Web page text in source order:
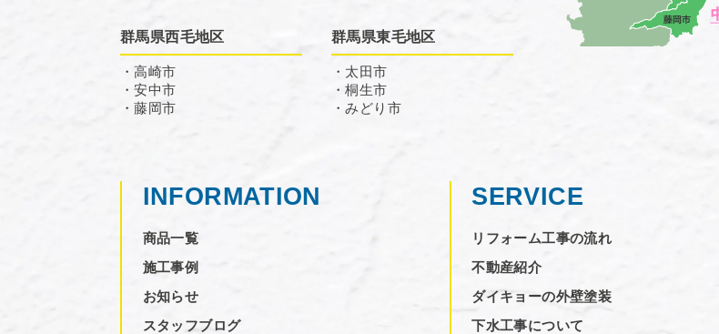
群馬県西毛地区
・高崎市
・安中市
・藤岡市
群馬県東毛地区
・太田市
・桐生市
・みどり市
INFORMATION
商品一覧
施工事例
お知らせ
スタッフブログ
SERVICE
リフォーム工事の流れ
不動産紹介
ダイキョーの外壁塗装
下水工事について